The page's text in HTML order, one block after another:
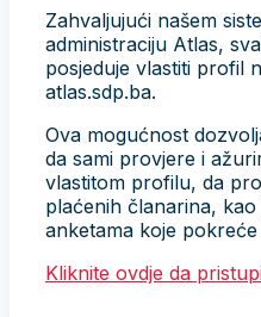
Zahvaljujući našem
administraciju Atlas,
posjeduje vlastiti profil
atlas.sdp.ba.
Ova mogućnost
da sami provjere i
vlastitom profilu, da
plaćenih članarina,
anketama koje pokreće
Kliknite ovdje da